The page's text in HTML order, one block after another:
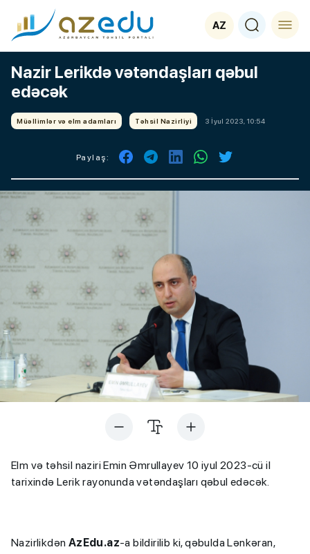
AZ
Nazir Lerikdə vətəndaşları qəbul
edəcək
Müəllimlər və elm adamları Təhsil Nazirliyi 3 İyul 2023, 10:54
Paylaş:
Elm və təhsil naziri Emin Əmrullayev 10 iyul 2023-cü il
tarixində Lerik rayonunda vətəndaşları qəbul edəcək.
Nazirlikdən AzEdu.az-a bildirilib ki, qəbulda Lənkəran,